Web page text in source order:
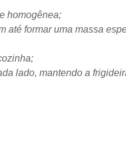
homogênea;
até formar uma massa
lado, mantendo a